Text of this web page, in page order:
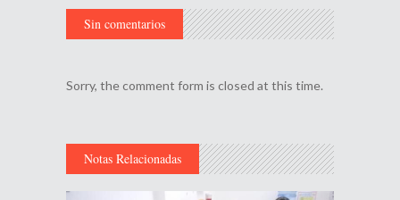
Sin comentarios
Sorry, the comment form is closed at this time.
Notas Relacionadas